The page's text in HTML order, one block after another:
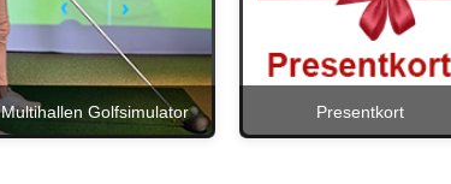
Multihallen Golfsimulator Presentkort